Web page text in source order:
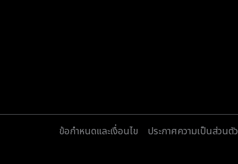
ข้อกำหนดและเงื่อนไข ประกาศความเป็นส่วนตัว